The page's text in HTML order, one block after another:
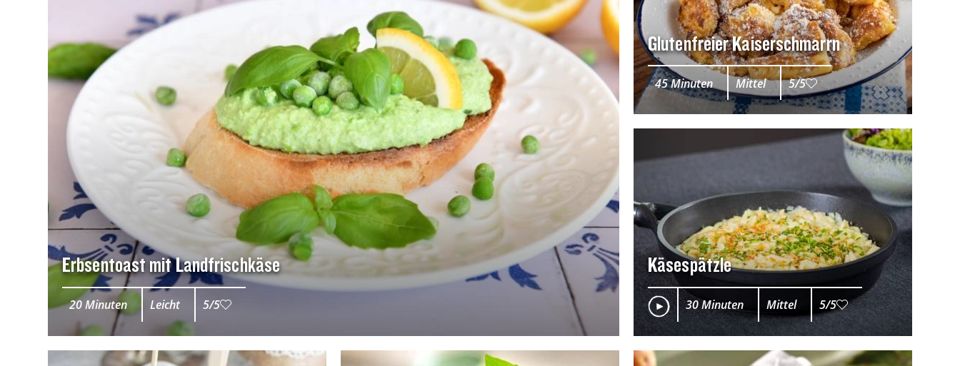
Erbsentoast mit Landfrischkäse
20 Minuten Leicht 5/5
Glutenfreier Kaiserschmarrn
45 Minuten Mittel 5/5
Käsespätzle
30 Minuten Mittel 5/5